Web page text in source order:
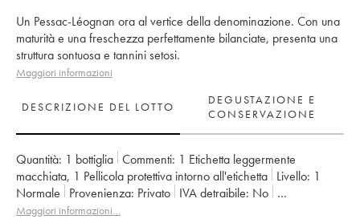
Un Pessac-Léognan ora al vertice della denominazione. Con una
maturità e una freschezza perfettamente bilanciate, presenta una
struttura sontuosa e tannini setosi.
Maggiori informazioni
DESCRIZIONE DEL LOTTO
DEGUSTAZIONE E
CONSERVAZIONE
Quantità: 1 bottiglia Commenti: 1 Etichetta leggermente
macchiata, 1 Pellicola protettiva intorno all'etichetta Livello: 1
Normale
Provenienza: privato IVA detraibile:
no
Regione: Bordeaux
Maggiori informazioni…